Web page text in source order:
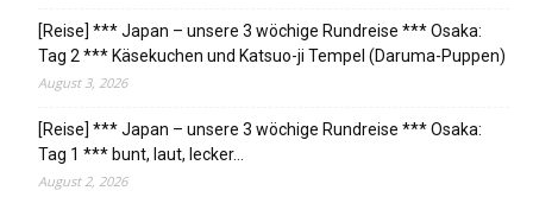
[Reise] *** Japan – unsere 3 wöchige Rundreise *** Osaka:
Tag 2 *** Käsekuchen und Katsuo-ji Tempel (Daruma-Puppen)
August 3, 2026
[Reise] *** Japan – unsere 3 wöchige Rundreise *** Osaka:
Tag 1 *** bunt, laut, lecker…
August 2, 2026